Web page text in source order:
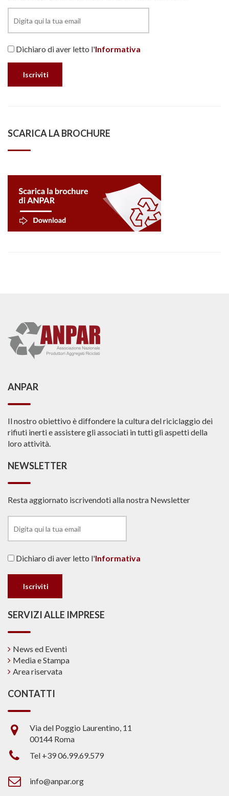
Dichiaro di aver letto l'Informativa
SCARICA LA BROCHURE
ANPAR
Il nostro obiettivo è diffondere la cultura del riciclaggio dei
rifiuti inerti e assistere gli associati in tutti gli aspetti della
loro attività.
NEWSLETTER
Resta aggiornato iscrivendoti alla nostra Newsletter
Dichiaro di aver letto l'Informativa
SERVIZI ALLE IMPRESE
News ed Eventi
Media e Stampa
Area riservata
CONTATTI
Via del Poggio Laurentino, 11
00144 Roma
Tel +39 06.99.69.579
info@anpar.org